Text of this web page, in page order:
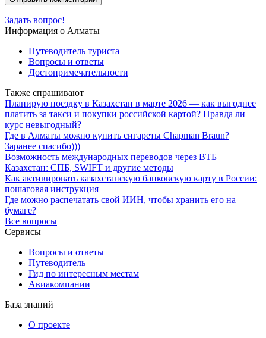
Задать вопрос!
Информация о Алматы
Путеводитель туриста
Вопросы и ответы
Достопримечательности
Также спрашивают
Планирую поездку в Казахстан в марте 2026 — как выгоднее
платить за такси и покупки российской картой? Правда ли
курс невыгодный?
Где в Алматы можно купить сигареты Chapman Braun?
Заранее спасибо)))
Возможность международных переводов через ВТБ
Казахстан: СПБ, SWIFT и другие методы
Как активировать казахстанскую банковскую карту в России:
пошаговая инструкция
Где можно распечатать свой ИИН, чтобы хранить его на
бумаге?
Все вопросы
Сервисы
Вопросы и ответы
Путеводитель
Гид по интересным местам
Авиакомпании
База знаний
О проекте